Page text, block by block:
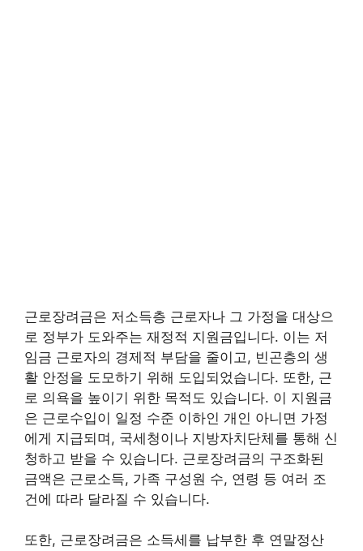
근로장려금은 저소득층 근로자나 그 가정을 대상으
로 정부가 도와주는 재정적 지원금입니다. 이는 저
임금 근로자의 경제적 부담을 줄이고, 빈곤층의 생
활 안정을 도모하기 위해 도입되었습니다. 또한, 근
로 의욕을 높이기 위한 목적도 있습니다. 이 지원금
은 근로수입이 일정 수준 이하인 개인 아니면 가정
에게 지급되며, 국세청이나 지방자치단체를 통해 신
청하고 받을 수 있습니다. 근로장려금의 구조화된
금액은 근로소득, 가족 구성원 수, 연령 등 여러 조
건에 따라 달라질 수 있습니다.
또한, 근로장려금은 소득세를 납부한 후 연말정산